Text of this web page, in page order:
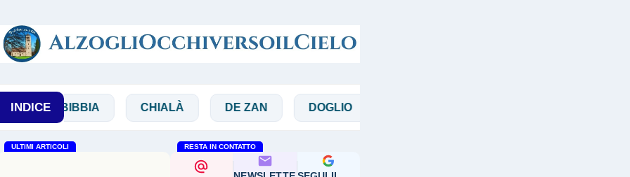
INDICE
BIBBIA CHIALÀ DE ZAN DOGLIO MAGGI
ULTIMI ARTICOLI RESTA IN CONTATTO